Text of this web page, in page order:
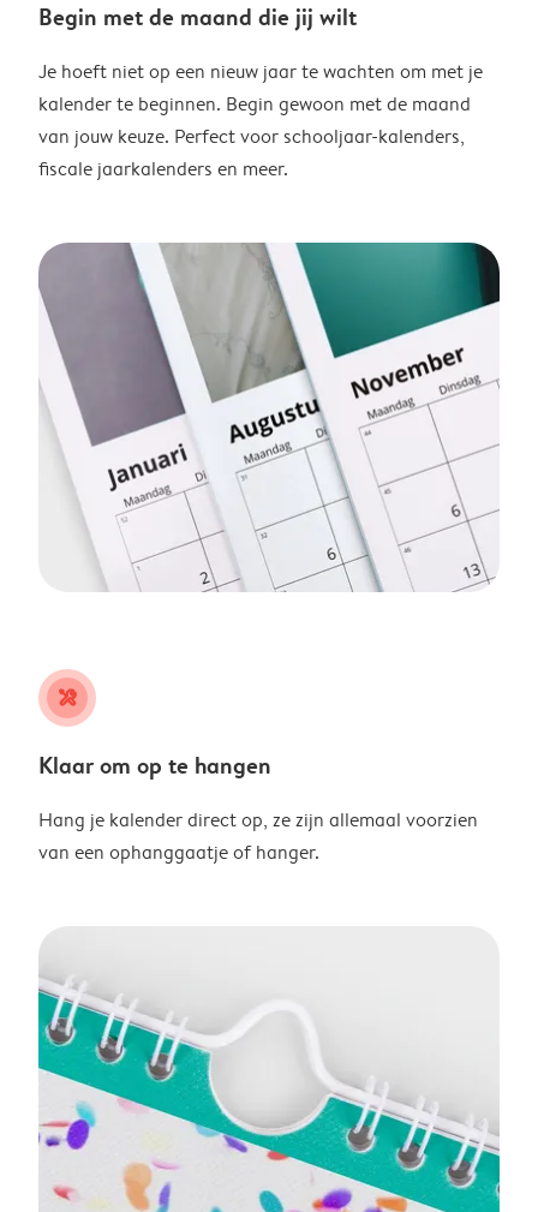
Begin met de maand die jij wilt
Je hoeft niet op een nieuw jaar te wachten om met je
kalender te beginnen. Begin gewoon met de maand
van jouw keuze. Perfect voor schooljaar-kalenders,
fiscale jaarkalenders en meer.
tools
Klaar om op te hangen
Hang je kalender direct op, ze zijn allemaal voorzien
van een ophanggaatje of hanger.